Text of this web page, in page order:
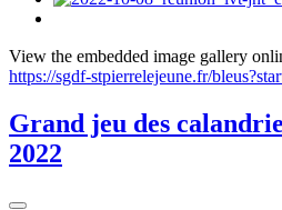
View the embedded image gallery
https://sgdf-stpierrelejeune.fr/
Grand jeu des
2022